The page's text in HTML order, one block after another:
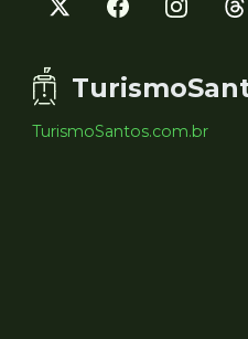
TurismoSantos.com.br